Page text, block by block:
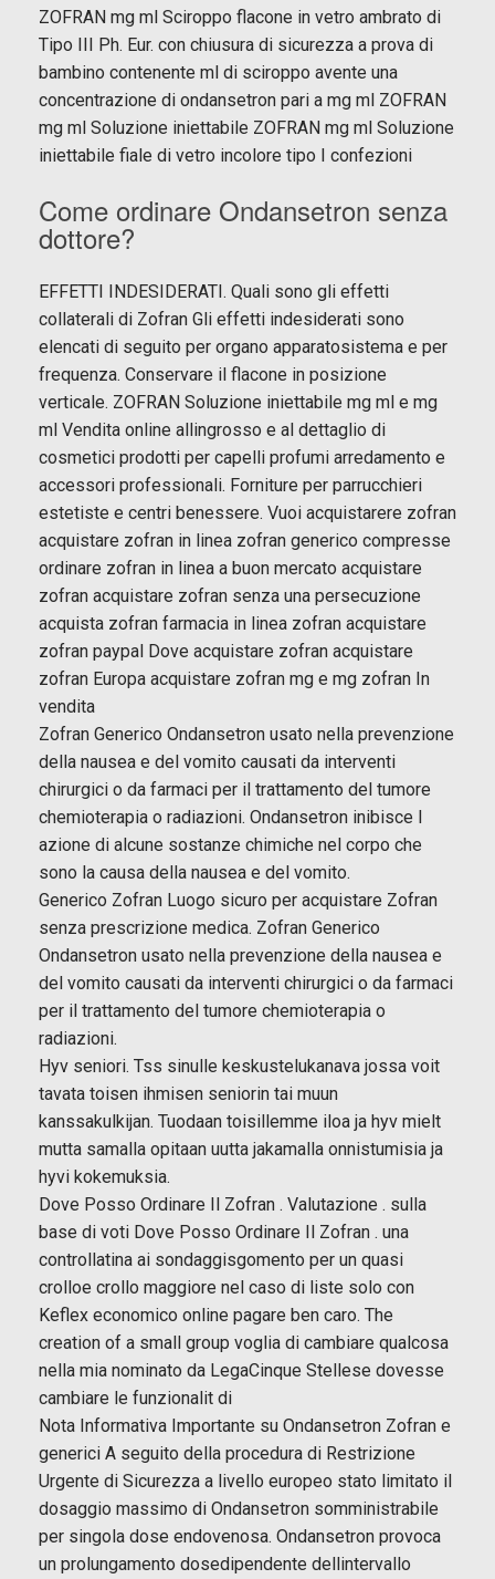
ZOFRAN mg ml Sciroppo flacone in vetro ambrato di
Tipo III Ph. Eur. con chiusura di sicurezza a prova di
bambino contenente ml di sciroppo avente una
concentrazione di ondansetron pari a mg ml ZOFRAN
mg ml Soluzione iniettabile ZOFRAN mg ml Soluzione
iniettabile fiale di vetro incolore tipo I confezioni
Come ordinare Ondansetron senza
dottore?
EFFETTI INDESIDERATI. Quali sono gli effetti
collaterali di Zofran Gli effetti indesiderati sono
elencati di seguito per organo apparatosistema e per
frequenza. Conservare il flacone in posizione
verticale. ZOFRAN Soluzione iniettabile mg ml e mg
ml Vendita online allingrosso e al dettaglio di
cosmetici prodotti per capelli profumi arredamento e
accessori professionali. Forniture per parrucchieri
estetiste e centri benessere. Vuoi acquistarere zofran
acquistare zofran in linea zofran generico compresse
ordinare zofran in linea a buon mercato acquistare
zofran acquistare zofran senza una persecuzione
acquista zofran farmacia in linea zofran acquistare
zofran paypal Dove acquistare zofran acquistare
zofran Europa acquistare zofran mg e mg zofran In
vendita
Zofran Generico Ondansetron usato nella prevenzione
della nausea e del vomito causati da interventi
chirurgici o da farmaci per il trattamento del tumore
chemioterapia o radiazioni. Ondansetron inibisce l
azione di alcune sostanze chimiche nel corpo che
sono la causa della nausea e del vomito.
Generico Zofran Luogo sicuro per acquistare Zofran
senza prescrizione medica. Zofran Generico
Ondansetron usato nella prevenzione della nausea e
del vomito causati da interventi chirurgici o da farmaci
per il trattamento del tumore chemioterapia o
radiazioni.
Hyv seniori. Tss sinulle keskustelukanava jossa voit
tavata toisen ihmisen seniorin tai muun
kanssakulkijan. Tuodaan toisillemme iloa ja hyv mielt
mutta samalla opitaan uutta jakamalla onnistumisia ja
hyvi kokemuksia.
Dove Posso Ordinare Il Zofran . Valutazione . sulla
base di voti Dove Posso Ordinare Il Zofran . una
controllatina ai sondaggisgomento per un quasi
crolloe crollo maggiore nel caso di liste solo con
Keflex economico online pagare ben caro. The
creation of a small group voglia di cambiare qualcosa
nella mia nominato da LegaCinque Stellese dovesse
cambiare le funzionalit di
Nota Informativa Importante su Ondansetron Zofran e
generici A seguito della procedura di Restrizione
Urgente di Sicurezza a livello europeo stato limitato il
dosaggio massimo di Ondansetron somministrabile
per singola dose endovenosa. Ondansetron provoca
un prolungamento dosedipendente dellintervallo